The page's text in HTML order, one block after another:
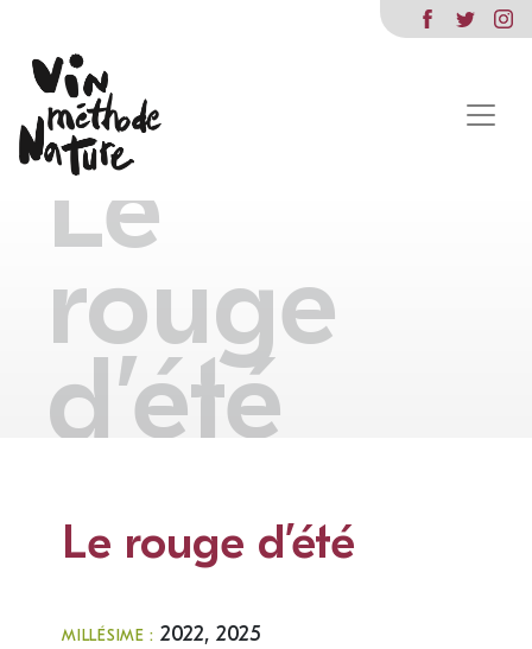
Le
rouge
d’été
Le rouge d’été
MILLÉSIME : 2022, 2025